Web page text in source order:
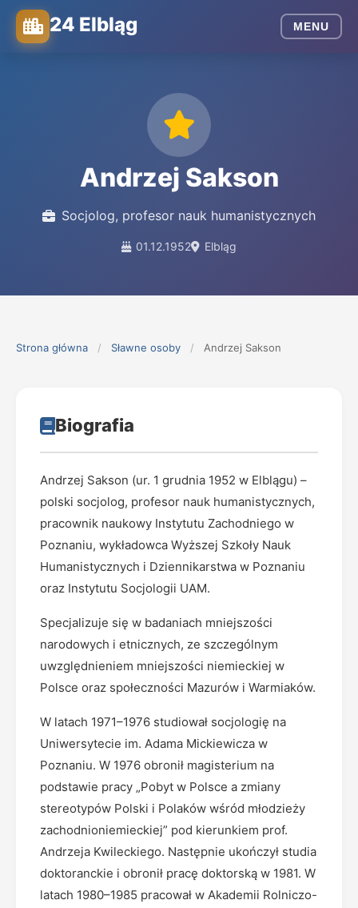
24 Elbląg MENU
Andrzej Sakson
Socjolog, profesor nauk humanistycznych
01.12.1952 Elbląg
Strona główna / Sławne osoby / Andrzej Sakson
Biografia
Andrzej Sakson (ur. 1 grudnia 1952 w Elblągu) –
polski socjolog, profesor nauk humanistycznych,
pracownik naukowy Instytutu Zachodniego w
Poznaniu, wykładowca Wyższej Szkoły Nauk
Humanistycznych i Dziennikarstwa w Poznaniu
oraz Instytutu Socjologii UAM.
Specjalizuje się w badaniach mniejszości
narodowych i etnicznych, ze szczególnym
uwzględnieniem mniejszości niemieckiej w
Polsce oraz społeczności Mazurów i Warmiaków.
W latach 1971–1976 studiował socjologię na
Uniwersytecie im. Adama Mickiewicza w
Poznaniu. W 1976 obronił magisterium na
podstawie pracy „Pobyt w Polsce a zmiany
stereotypów Polski i Polaków wśród młodzieży
zachodnioniemieckiej” pod kierunkiem prof.
Andrzeja Kwileckiego. Następnie ukończył studia
doktoranckie i obronił pracę doktorską w 1981. W
latach 1980–1985 pracował w Akademii Rolniczo-